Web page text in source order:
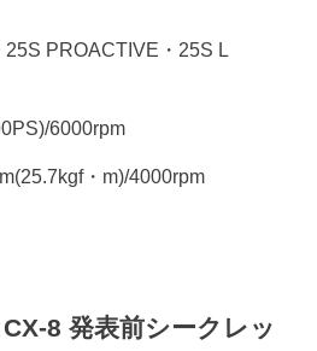
PROACTIVE・25S L
6000rpm
・m)/4000rpm
8 発表前シークレッ